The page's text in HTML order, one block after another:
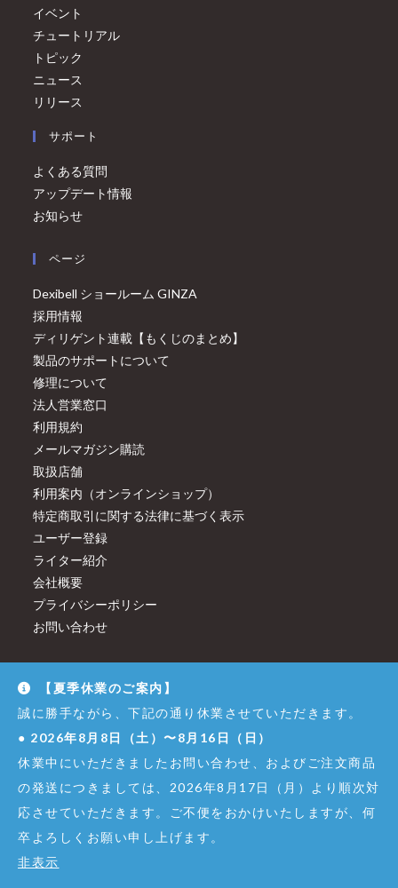
イベント
チュートリアル
トピック
ニュース
リリース
サポート
よくある質問
アップデート情報
お知らせ
ページ
Dexibell ショールーム GINZA
採用情報
ディリゲント連載【もくじのまとめ】
製品のサポートについて
修理について
法人営業窓口
利用規約
メールマガジン購読
取扱店舗
利用案内（オンラインショップ）
特定商取引に関する法律に基づく表示
ユーザー登録
ライター紹介
会社概要
プライバシーポリシー
お問い合わせ
© Copyright - Dirigent GINZA JUJIYA Co.,Ltd. All Right Reserved.
【夏季休業のご案内】
誠に勝手ながら、下記の通り休業させていただきます。
● 2026年8月8日（土）〜8月16日（日）
休業中にいただきましたお問い合わせ、およびご注文商品
の発送につきましては、2026年8月17日（月）より順次対
応させていただきます。ご不便をおかけいたしますが、何
卒よろしくお願い申し上げます。
非表示